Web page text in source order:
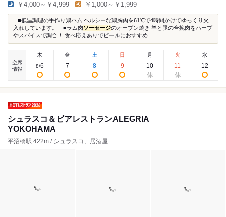
￥4,000～￥4,999 ￥1,000～￥1,999
...■低温調理の手作り鶏ハム ヘルシーな鶏胸肉を61℃で4時間かけてゆっくり火
入れしています。 ■ラム肉ソーセージのオーブン焼き 羊と豚の合挽肉をハーブ
やスパイスで調合！ 食べ応えありでビールにおすすめ...
空席
情報
木
8/6
金
7
土
8
日
9
月
10
火
11
水
12
シュラスコ＆ビアレストランALEGRIA
YOKOHAMA
平沼橋駅 422m / シュラスコ、居酒屋